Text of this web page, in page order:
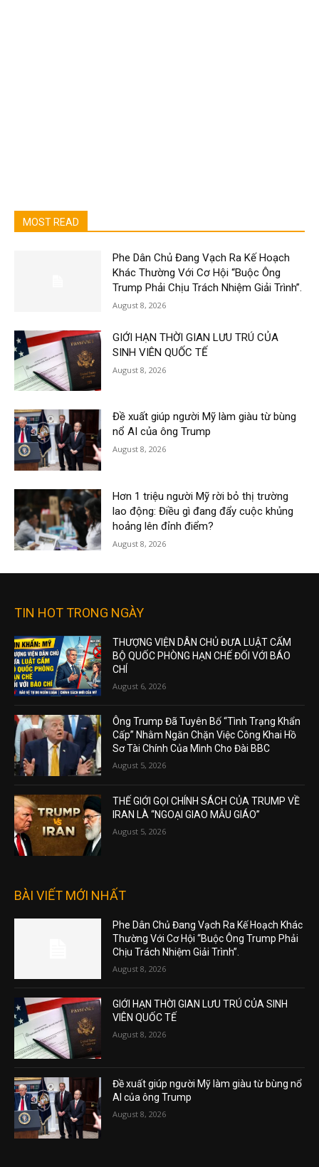
MOST READ
Phe Dân Chủ Đang Vạch Ra Kế Hoạch
Khác Thường Với Cơ Hội “Buộc Ông
Trump Phải Chịu Trách Nhiệm Giải Trình”.
August 8, 2026
GIỚI HẠN THỜI GIAN LƯU TRÚ CỦA
SINH VIÊN QUỐC TẾ
August 8, 2026
Đề xuất giúp người Mỹ làm giàu từ bùng
nổ AI của ông Trump
August 8, 2026
Hơn 1 triệu người Mỹ rời bỏ thị trường
lao động: Điều gì đang đẩy cuộc khủng
hoảng lên đỉnh điểm?
August 8, 2026
TIN HOT TRONG NGÀY
THƯỢNG VIỆN DÂN CHỦ ĐƯA LUẬT CẤM
BỘ QUỐC PHÒNG HẠN CHẾ ĐỐI VỚI BÁO
CHÍ
August 6, 2026
Ông Trump Đã Tuyên Bố “Tình Trạng Khẩn
Cấp” Nhằm Ngăn Chặn Việc Công Khai Hồ
Sơ Tài Chính Của Mình Cho Đài BBC
August 5, 2026
THẾ GIỚI GỌI CHÍNH SÁCH CỦA TRUMP VỀ
IRAN LÀ “NGOẠI GIAO MẪU GIÁO”
August 5, 2026
BÀI VIẾT MỚI NHẤT
Phe Dân Chủ Đang Vạch Ra Kế Hoạch Khác
Thường Với Cơ Hội “Buộc Ông Trump Phải
Chịu Trách Nhiệm Giải Trình”.
August 8, 2026
GIỚI HẠN THỜI GIAN LƯU TRÚ CỦA SINH
VIÊN QUỐC TẾ
August 8, 2026
Đề xuất giúp người Mỹ làm giàu từ bùng nổ
AI của ông Trump
August 8, 2026